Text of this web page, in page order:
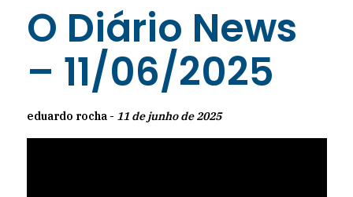
O Diário News
– 11/06/2025
eduardo rocha - 11 de junho de 2025